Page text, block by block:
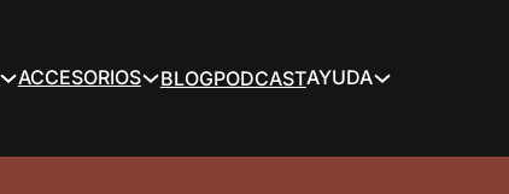
ACCESORIOS BLOGPODCASTAYUDA